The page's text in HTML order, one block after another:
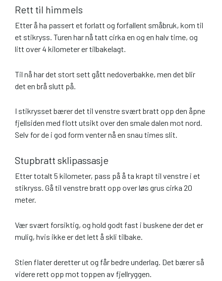
Rett til himmels
Etter å ha passert et forlatt og forfallent småbruk, kom til
et stikryss. Turen har nå tatt cirka en og en halv time, og
litt over 4 kilometer er tilbakelagt.
Til nå har det stort sett gått nedoverbakke, men det blir
det en brå slutt på.
I stikrysset bærer det til venstre svært bratt opp den åpne
fjellsiden med flott utsikt over den smale dalen mot nord.
Selv for de i god form venter nå en snau times slit.
Stupbratt sklipassasje
Etter totalt 5 kilometer, pass på å ta krapt til venstre i et
stikryss. Gå til venstre bratt opp over løs grus cirka 20
meter.
Vær svært forsiktig, og hold godt fast i buskene der det er
mulig, hvis ikke er det lett å skli tilbake.
Stien flater deretter ut og får bedre underlag. Det bærer så
videre rett opp mot toppen av fjellryggen.